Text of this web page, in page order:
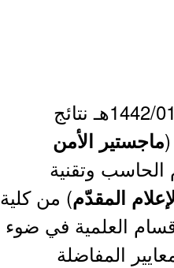
أعلنت جامعة الملك فيصل مُمثلة في عمادة الدراسات العُليا اليوم الأحد 1442/01/11هـ نتائج
ماجستير الأمن
وتقنية
المقدّم) من كلية
العلمية في ضوء
المفاضلة